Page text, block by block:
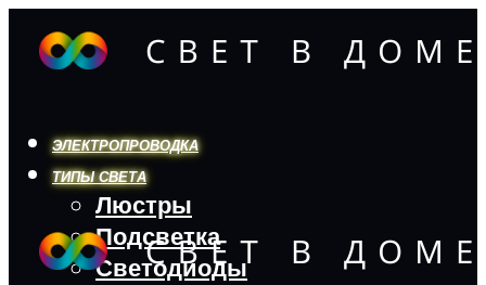
ЭЛЕКТРОПРОВОДКА
ТИПЫ СВЕТА
Люстры
Подсветка
Светодиоды